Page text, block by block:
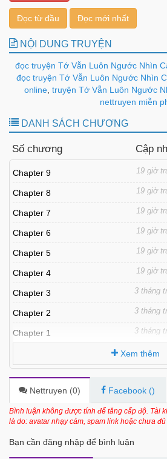
Đọc từ đầu Đọc mới nhất
NỘI DUNG TRUYỆN
đọc truyện Tớ Vẫn Luôn Ngước Nhìn
đọc truyện Tớ Vẫn Luôn Ngước Nhìn
online truyện Tớ Vẫn Luôn Ngước
nettruyen miễn
DANH SÁCH CHƯƠNG
Số chương Cập
Chapter 9 19 giờ
Chapter 8 19 giờ
Chapter 7 19 giờ
Chapter 6 19 giờ
Chapter 5 19 giờ
Chapter 4 19 giờ
Chapter 3 3 tháng
Chapter 2 3 tháng
Chapter 1 3 tháng
Xem thêm
Nettruyen (0) Facebook ()
Bình luận không được tính để tăng cấp độ. Tài
là do: avatar nhạy cảm, spam link hoặc chưa đủ
Bạn cần đăng nhập để bình luận